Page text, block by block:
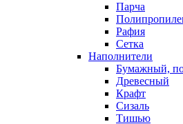
Парча
Рафия
Сетка
Наполнители
Бумажный,
Древесный
Крафт
Сизаль
Тишью